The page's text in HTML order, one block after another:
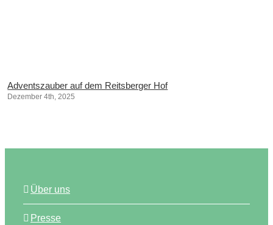
Adventszauber auf dem Reitsberger Hof
Dezember 4th, 2025
Über uns
Presse